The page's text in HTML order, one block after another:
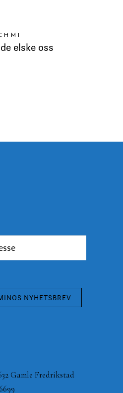
elske oss
Gamle Fredrikstad